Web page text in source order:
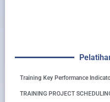
Training Key Performance
TRAINING PROJECT